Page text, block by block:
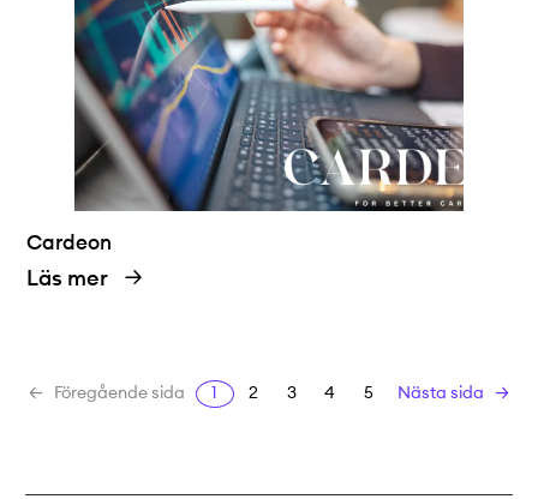
Cardeon
Läs mer
Föregående sida 1 2 3 4 5 Nästa sida